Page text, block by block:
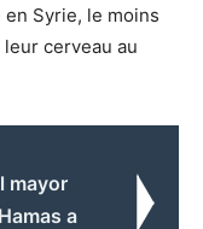
Syrie, le moins
leur cerveau au
mayor
a